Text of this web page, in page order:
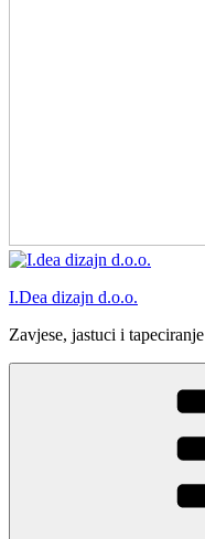
I.Dea dizajn d.o.o.
Zavjese, jastuci i tapeciranje